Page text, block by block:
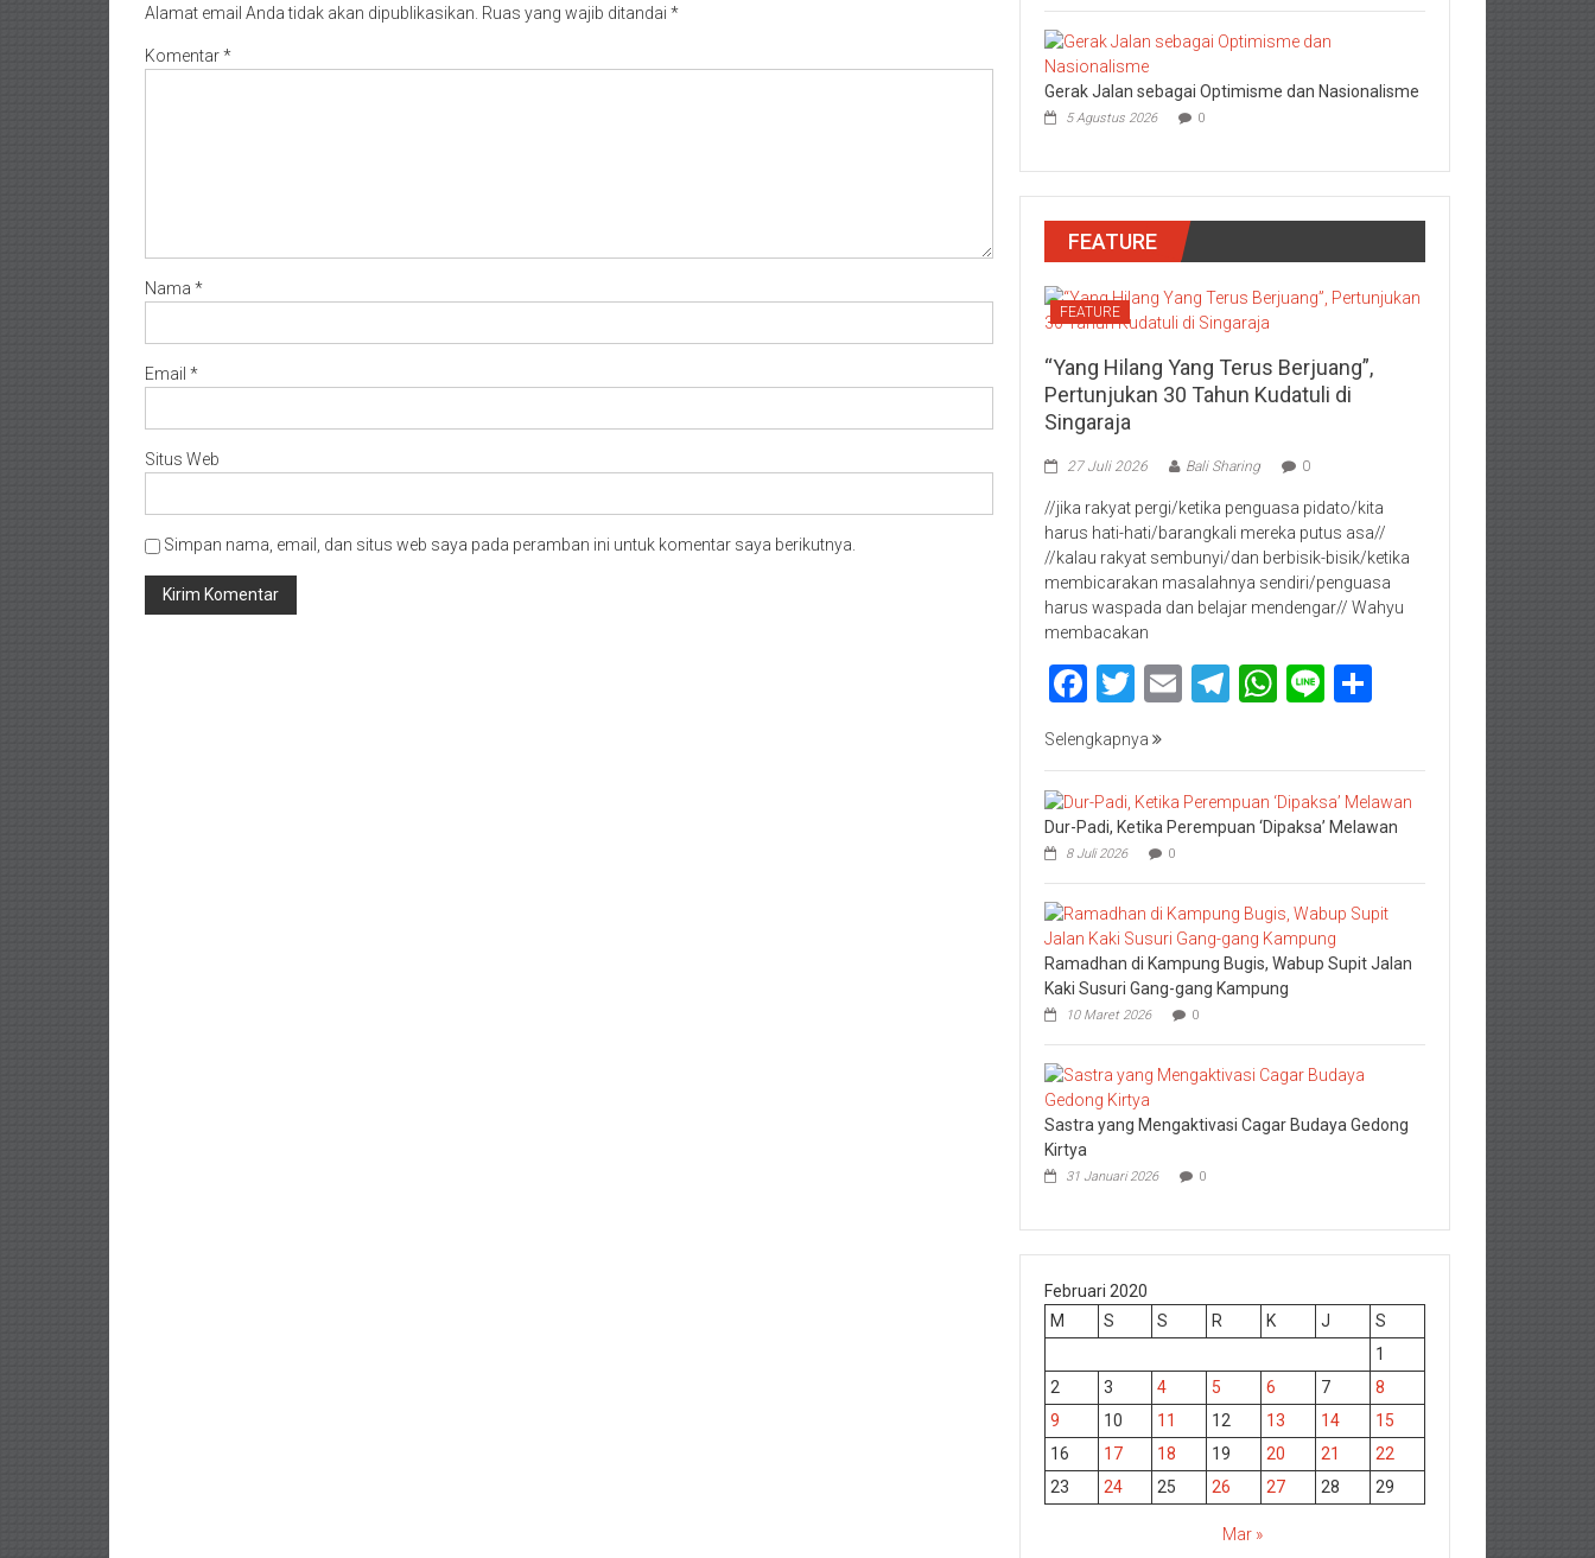
Alamat email Anda tidak akan dipublikasikan. Ruas yang wajib ditandai *
Komentar*
Nama *
Email *
Situs Web
Simpan nama, email, dan situs web saya pada peramban ini untuk komentar saya berikutnya.
Gerak Jalan sebagai Optimisme dan Nasionalisme
5 Agustus 2026 0
FEATURE
FEATURE
“Yang Hilang Yang Terus Berjuang”,
Pertunjukan 30 Tahun Kudatuli di
Singaraja
27 Juli 2026 Bali Sharing 0
//jika rakyat pergi/ketika penguasa pidato/kita
harus hati-hati/barangkali mereka putus asa//
//kalau rakyat sembunyi/dan berbisik-bisik/ketika
membicarakan masalahnya sendiri/penguasa
harus waspada dan belajar mendengar// Wahyu
membacakan
Facebook
Twitter
EmailTelegram
WhatsApp
Line
Selengkapnya
Dur-Padi, Ketika Perempuan ‘Dipaksa’ Melawan
8 Juli 2026 0
Ramadhan di Kampung Bugis, Wabup Supit Jalan
Kaki Susuri Gang-gang Kampung
10 Maret 2026 0
Sastra yang Mengaktivasi Cagar Budaya Gedong
Kirtya
31 Januari 2026 0
Februari 2020
M
S S R K J
S
1
2
3 4 5 6 7
8
9
10 11 12 13 14
15
16
17 18 19 20 21
22
23
24 25 26 27 28 29
Mar »